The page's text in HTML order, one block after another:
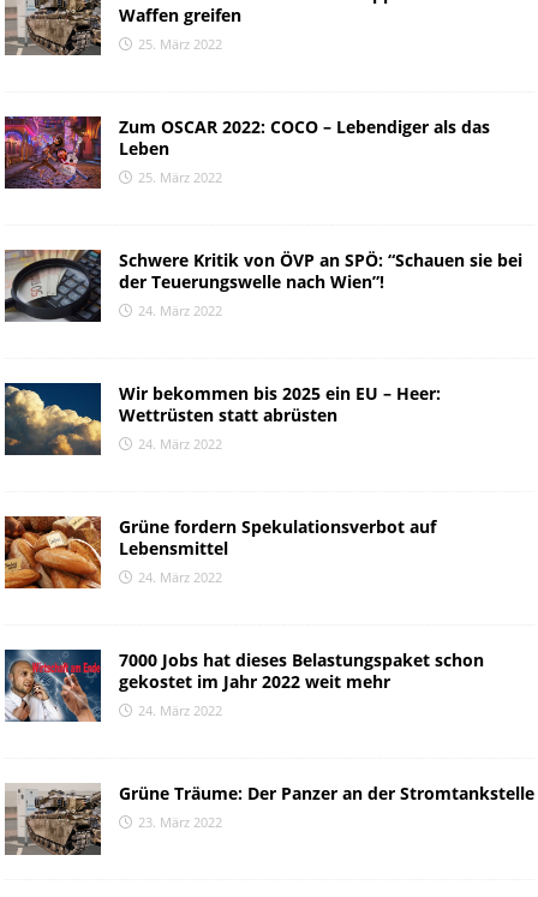
Waffen greifen
25. März 2022
Zum OSCAR 2022: COCO – Lebendiger als das
Leben
25. März 2022
Schwere Kritik von ÖVP an SPÖ: “Schauen sie bei
der Teuerungswelle nach Wien”!
24. März 2022
Wir bekommen bis 2025 ein EU – Heer:
Wettrüsten statt abrüsten
24. März 2022
Grüne fordern Spekulationsverbot auf
Lebensmittel
24. März 2022
7000 Jobs hat dieses Belastungspaket schon
gekostet im Jahr 2022 weit mehr
24. März 2022
Grüne Träume: Der Panzer an der Stromtankstelle
23. März 2022